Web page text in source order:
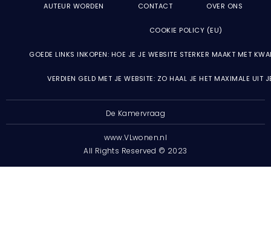
AUTEUR WORDEN CONTACT OVER ONS
COOKIE POLICY (EU)
GOEDE LINKS INKOPEN: HOE JE JE WEBSITE STERKER MAAKT MET
VERDIEN GELD MET JE WEBSITE: ZO HAAL JE HET MAXIMALE UIT
De Kamervraag
www.VLwonen.nl
All Rights Reserved © 2023